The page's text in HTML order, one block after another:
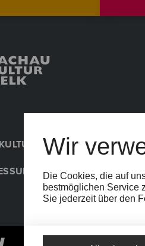
Wir
Die Cookies, die auf
bestmöglichen Service
Sie jederzeit über den
MELKPRESSE
DATENSCHUTZCOOKIE-